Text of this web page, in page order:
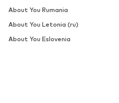
About You Rumania
About You Letonia (ru)
About You Eslovenia